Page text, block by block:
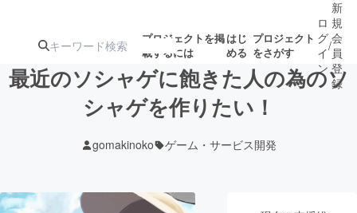
プロジェクトを掲
載するには
はじ
める
プロジェクト
をさがす
ターン
ジェクト
ロジェクト
ロ
グ
イ
ン
/
新
規
会
員
登
録
最近のソシャゲに飽きた人の為のソ
シャゲを作りたい！
gomakinoko ゲーム・サービス開発